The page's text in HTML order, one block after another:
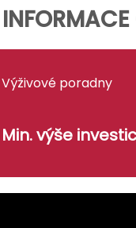
Výživové poradny
Min. výše